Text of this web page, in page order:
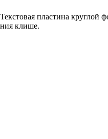
пластина
клише.